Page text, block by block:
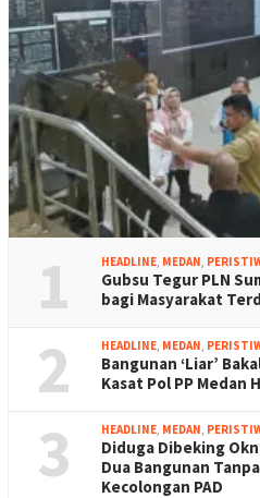
1 HEADLINE, MEDAN,
Gubsu Tegur PLN
bagi Masyarakat
2 HEADLINE, MEDAN,
Bangunan ‘Liar’
Kasat Pol PP Medan
3 HEADLINE, MEDAN,
Diduga Dibeking
Dua Bangunan
Kecolongan PAD